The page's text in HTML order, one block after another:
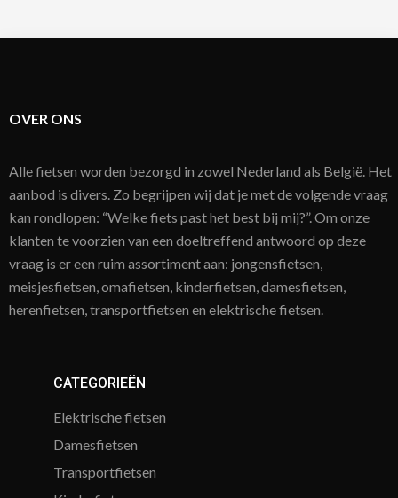
OVER ONS
Alle fietsen worden bezorgd in zowel Nederland als België. Het
aanbod is divers. Zo begrijpen wij dat je met de volgende vraag
kan rondlopen: “Welke fiets past het best bij mij?”. Om onze
klanten te voorzien van een doeltreffend antwoord op deze
vraag is er een ruim assortiment aan: jongensfietsen,
meisjesfietsen, omafietsen, kinderfietsen, damesfietsen,
herenfietsen, transportfietsen en elektrische fietsen.
CATEGORIEËN
Elektrische fietsen
Damesfietsen
Transportfietsen